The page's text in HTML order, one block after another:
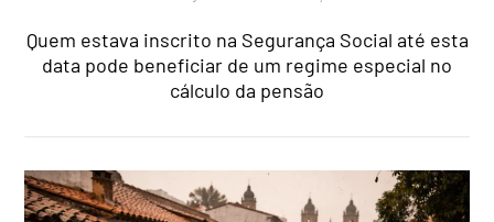
Quem estava inscrito na Segurança Social até esta
data pode beneficiar de um regime especial no
cálculo da pensão